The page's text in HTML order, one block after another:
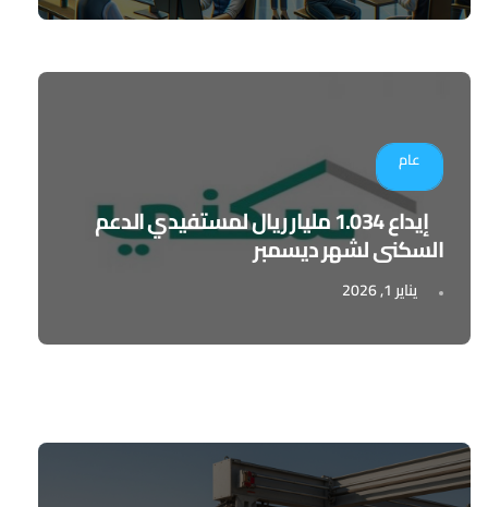
عام
إيداع 1.034 مليار ريال لمستفيدي الدعم
السكني لشهر ديسمبر
يناير 1, 2026